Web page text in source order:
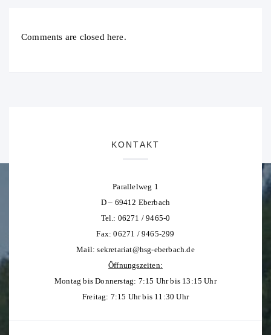
Comments are closed here.
KONTAKT
Parallelweg 1
D – 69412 Eberbach
Tel.: 06271 / 9465-0
Fax: 06271 / 9465-299
Mail:sekretariat@hsg-eberbach.de
Öffnungszeiten:
Montag bis Donnerstag: 7:15 Uhr bis 13:15 Uhr
Freitag: 7:15 Uhr bis 11:30 Uhr